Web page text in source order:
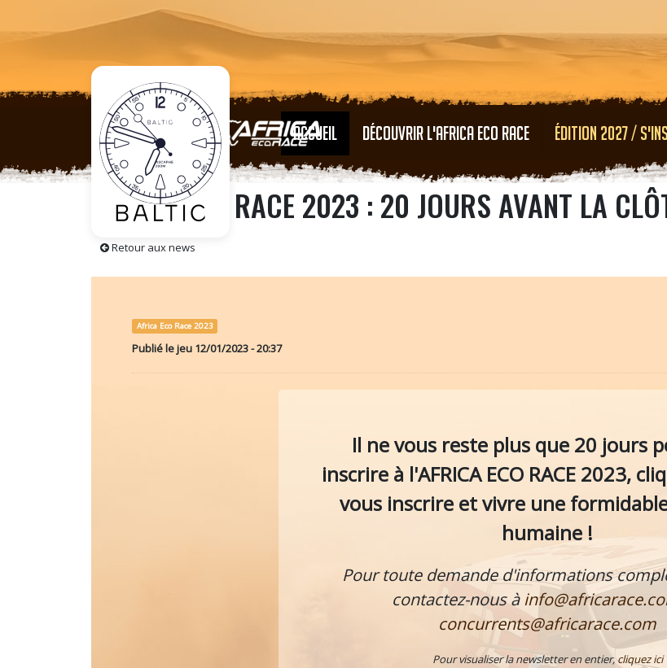
ACCUEIL DÉCOUVRIR L'AFRICA ECO RACE ÉDITION 2027 /
AFRICA ECO RACE 2023 : 20 JOURS AVANT LA
Retour aux news
Africa Eco Race 2023
Publié lejeu 12/01/2023 - 20:37
Il ne vous reste plus que 20 jours
inscrire à l'AFRICA ECO RACE 2023,
vous inscrire et vivre une
humaine !
Pour toute demande d'informations
contactez-nous à
concurrents@africarace.com
Pour visualiser la newsletter en entier,cliquez ici